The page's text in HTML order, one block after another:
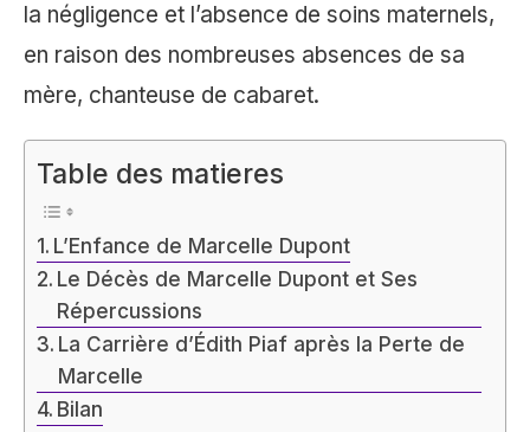
la négligence et l’absence de soins maternels,
en raison des nombreuses absences de sa
mère, chanteuse de cabaret.
Table des matieres
L’Enfance de Marcelle Dupont
Le Décès de Marcelle Dupont et Ses
Répercussions
La Carrière d’Édith Piaf après la Perte de
Marcelle
Bilan